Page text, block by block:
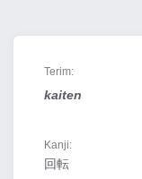
Terim:
kaiten
Kanji:
回転